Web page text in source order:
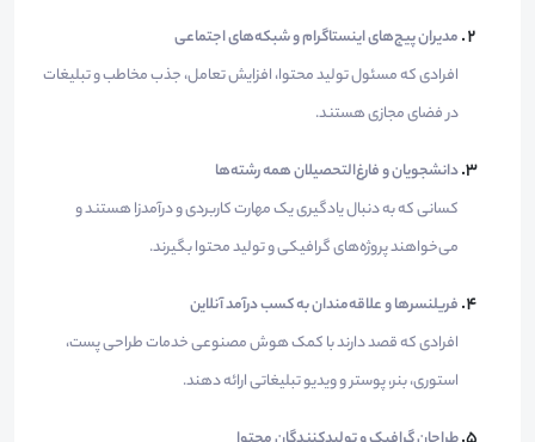
مدیران پیج‌های اینستاگرام و شبکه‌های اجتماعی
افرادی که مسئول تولید محتوا، افزایش تعامل، جذب مخاطب و تبلیغات
در فضای مجازی هستند.
دانشجویان و فارغ‌التحصیلان همه رشته‌ها
کسانی که به دنبال یادگیری یک مهارت کاربردی و درآمدزا هستند و
می‌خواهند پروژه‌های گرافیکی و تولید محتوا بگیرند.
فریلنسرها و علاقه‌مندان به کسب درآمد آنلاین
افرادی که قصد دارند با کمک هوش مصنوعی خدمات طراحی پست،
استوری، بنر، پوستر و ویدیو تبلیغاتی ارائه دهند.